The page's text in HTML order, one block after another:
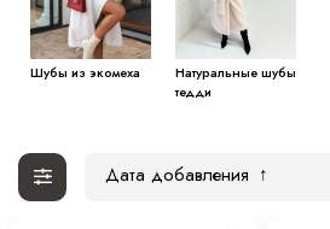
Шубы из экомеха
Натуральные шубы
тедди
Дата добавления